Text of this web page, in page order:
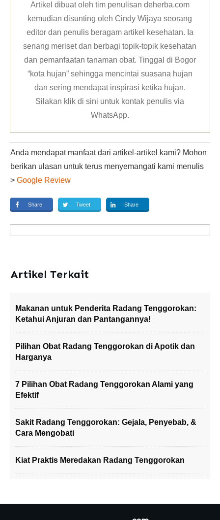
Artikel dibuat oleh tim penulisan deherba.com
kemudian disunting oleh Cindy Wijaya seorang
editor dan penulis beragam artikel kesehatan. Ia
senang meriset dan berbagi topik-topik kesehatan
dan pemanfaatan tanaman obat. Tinggal di Bogor
“kota hujan” sehingga mencintai suasana hujan
dan sering mendapat inspirasi ketika hujan.
Silakan klikdi sini untuk kontak penulis via
WhatsApp.
Anda mendapat manfaat dari artikel-artikel kami? Mohon
berikan ulasan untuk terus menyemangati kami menulis
> Google Review
Share Tweet Share
Artikel Terkait
Makanan untuk Penderita Radang Tenggorokan:
Ketahui Anjuran dan Pantangannya!
Pilihan Obat Radang Tenggorokan di Apotik dan
Harganya
7 Pilihan Obat Radang Tenggorokan Alami yang
Efektif
Sakit Radang Tenggorokan: Gejala, Penyebab, &
Cara Mengobati
Kiat Praktis Meredakan Radang Tenggorokan